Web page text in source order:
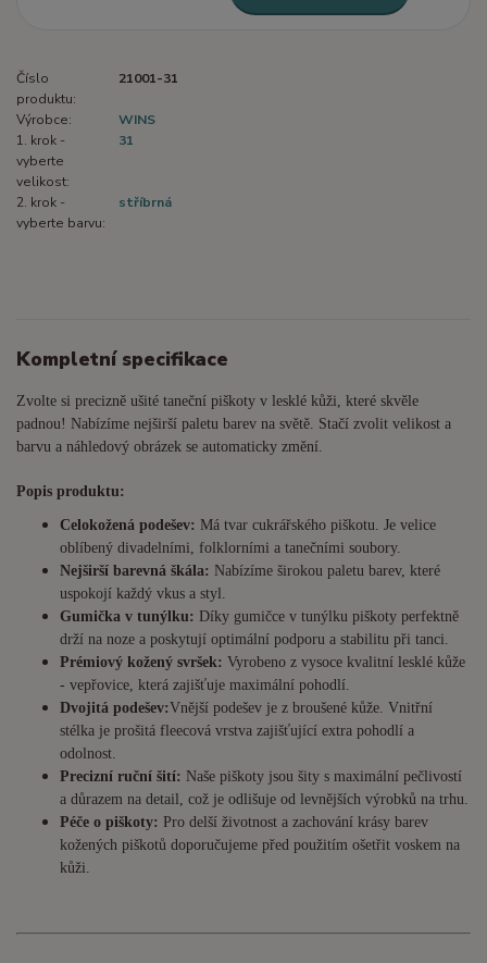
Číslo
produktu:
21001-31
Výrobce:
WINS
1. krok -
vyberte
velikost:
31
2. krok -
vyberte barvu:
stříbrná
Kompletní specifikace
Zvolte si precizně ušité taneční piškoty v lesklé kůži, které skvěle
padnou! Nabízíme nejširší paletu barev na světě. Stačí zvolit velikost a
barvu a náhledový obrázek se automaticky změní.
Popis produktu:
Celokožená podešev: Má tvar cukrářského piškotu. Je velice
oblíbený divadelními, folklorními a tanečními soubory.
Nejširší barevná škála: Nabízíme širokou paletu barev, které
uspokojí každý vkus a styl.
Gumička v tunýlku: Díky gumičce v tunýlku piškoty perfektně
drží na noze a poskytují optimální podporu a stabilitu při tanci.
Prémiový kožený svršek: Vyrobeno z vysoce kvalitní lesklé kůže
- vepřovice, která zajišťuje maximální pohodlí.
Dvojitá podešev:Vnější podešev je z broušené kůže. Vnitřní
stélka je prošitá fleecová vrstva zajišťující extra pohodlí a
odolnost.
Precizní ruční šití: Naše piškoty jsou šity s maximální pečlivostí
a důrazem na detail, což je odlišuje od levnějších výrobků na trhu.
Péče o piškoty: Pro delší životnost a zachování krásy barev
kožených piškotů doporučujeme před použitím ošetřit voskem na
kůži.